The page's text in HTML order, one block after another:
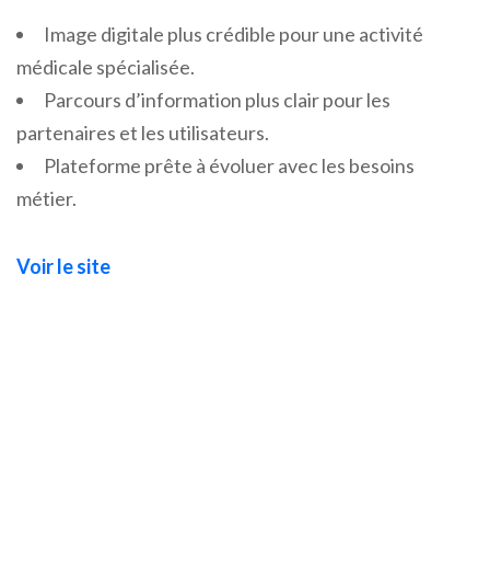
Image digitale plus crédible pour une activité
médicale spécialisée.
Parcours d’information plus clair pour les
partenaires et les utilisateurs.
Plateforme prête à évoluer avec les besoins
métier.
Voir le site